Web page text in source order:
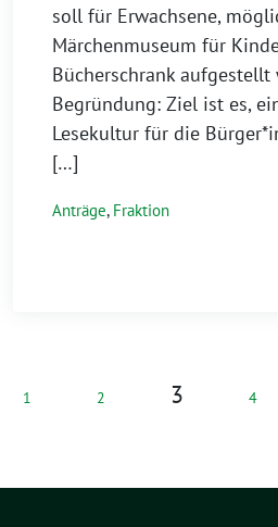
soll für Erwachsene,
Märchenmuseum für
Bücherschrank aufgestellt
Begründung: Ziel ist es,
Lesekultur für die
[…]
Anträge, Fraktion
1 2 3 4